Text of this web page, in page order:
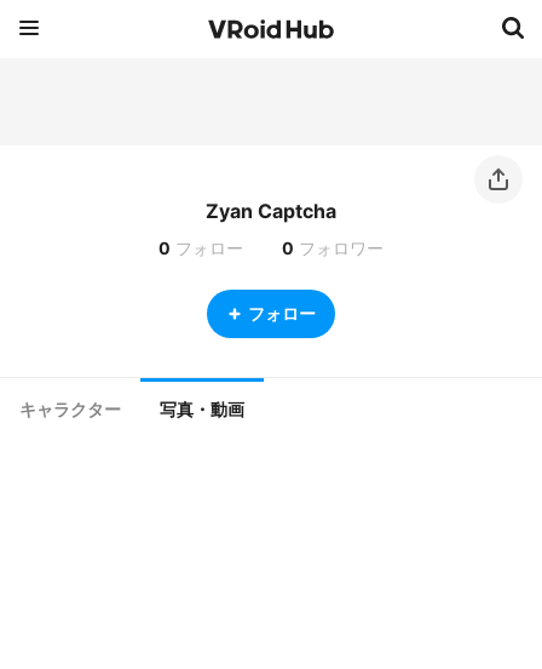
Zyan Captcha
0 フォロー 0 フォロワー
フォロー
キャラクター 写真・動画